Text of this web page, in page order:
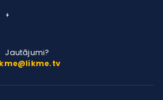
Jautājumi?